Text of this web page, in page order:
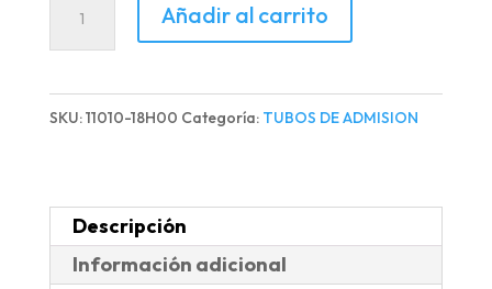
ADMISION
125
Añadir al carrito
SKU:11010-18H00 Categoría: TUBOS DE ADMISION
Descripción
Información adicional